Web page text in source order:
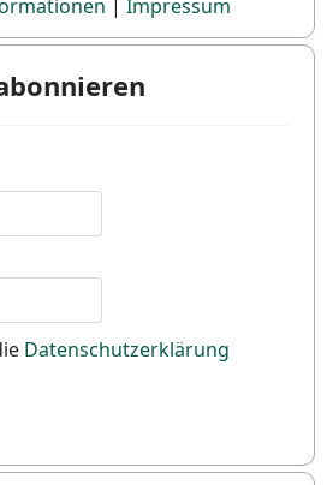
Datenschutzerklärung
| Impressum